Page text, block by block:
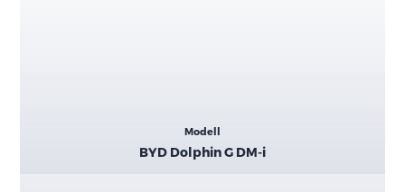
Modell
BYD Dolphin G DM-i